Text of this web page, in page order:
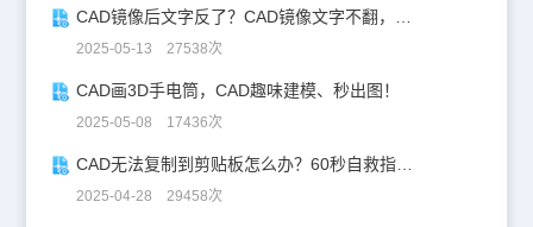
在CAD里面使用CAD参照命令的相关资料，供大家参考。CAD镜像后文字反了？CAD镜像文字不翻，一键搞定！
2025-05-13 27538次
CAD画3D手电筒，CAD趣味建模、秒出图！
2025-05-08 17436次
CAD无法复制到剪贴板怎么办？60秒自救指南！
2025-04-28 29458次